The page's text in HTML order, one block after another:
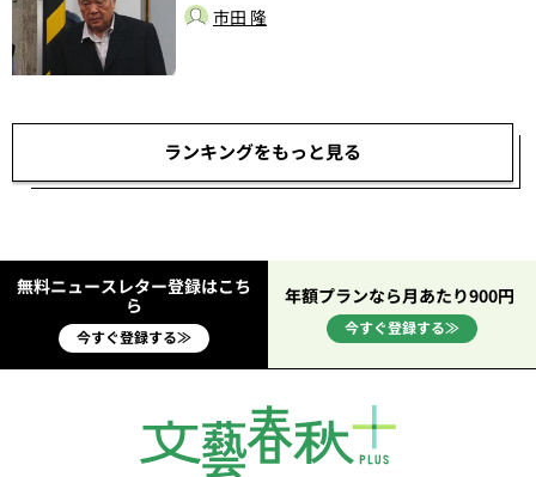
市田 隆
ランキングをもっと見る
無料ニュースレター登録はこち
ら
今すぐ登録する≫
年額プランなら月あたり900円
今すぐ登録する≫